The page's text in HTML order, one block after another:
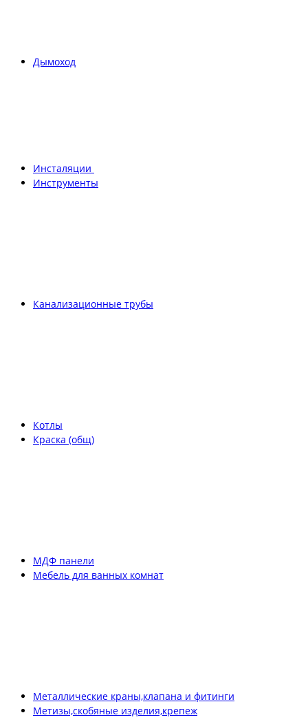
Дымоход
Инсталяции
Инструменты
Канализационные трубы
Котлы
Краска (общ)
МДФ панели
Мебель для ванных комнат
Металлические краны,клапана и фитинги
Метизы,скобяные изделия,крепеж